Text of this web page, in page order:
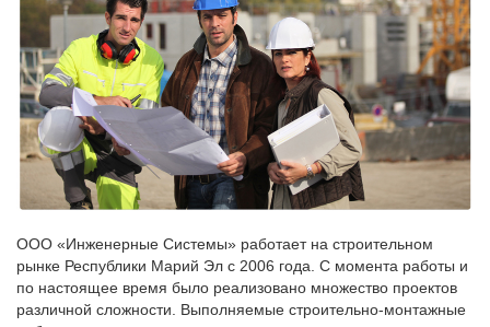
ООО «Инженерные Системы» работает на строительном
рынке Республики Марий Эл с 2006 года. С момента работы и
по настоящее время было реализовано множество проектов
различной сложности. Выполняемые строительно-монтажные